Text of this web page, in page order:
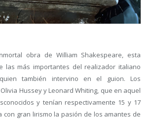
obra de William Shakespeare, esta
las más importantes del realizador italiano
también intervino en el guion. Los
Hussey y Leonard Whiting, que en aquel
y tenían respectivamente 15 y 17
con gran lirismo la pasión de los amantes de